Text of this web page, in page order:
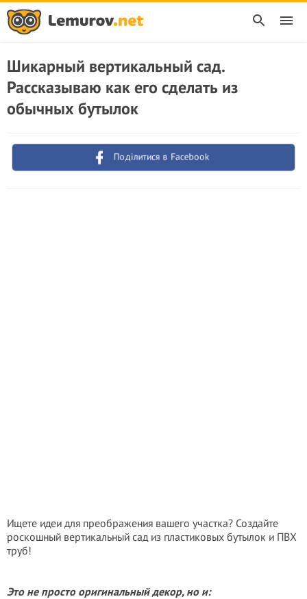
Шикарный вертикальный сад.
Рассказываю как его сделать из
обычных бутылок
Поділитися в Facebook
Ищете идеи для преображения вашего участка? Создайте
роскошный вертикальный сад из пластиковых бутылок и ПВХ
труб!
Это не просто оригинальный декор, но и: